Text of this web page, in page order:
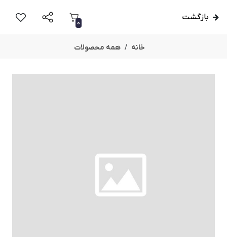
بازگشت
0
خانه همه محصولات